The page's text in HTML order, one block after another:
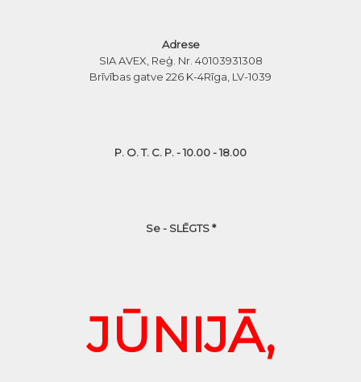
Adrese
SIA AVEX, Reģ. Nr. 40103931308
Brīvības gatve 226 K-4Rīga, LV-1039
P. O. T. C. P. - 10.00 - 18.00
Se - SLĒGTS *
JŪNIJĀ,